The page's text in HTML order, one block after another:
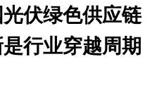
伏绿色供应链
行业穿越周期